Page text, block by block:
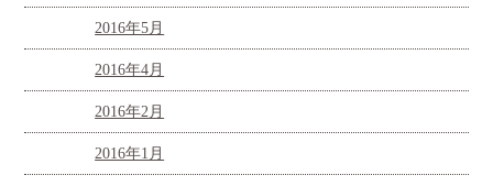
2016年5月
2016年4月
2016年2月
2016年1月